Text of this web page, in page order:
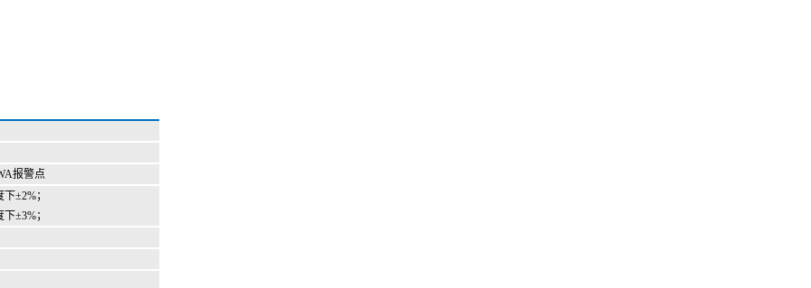
报警点
下±2%；
下±3%；